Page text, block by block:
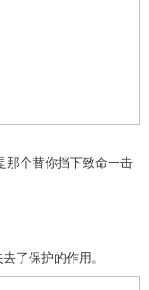
那个替你挡下致命一击
了保护的作用。